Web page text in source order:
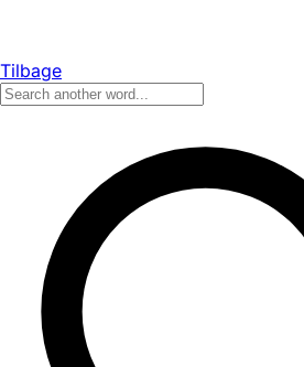
Tilbage